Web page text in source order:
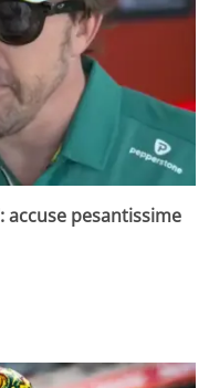
accuse pesantissime